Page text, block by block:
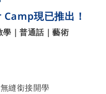
現已推出！
｜普通話｜藝術
縫銜接開學